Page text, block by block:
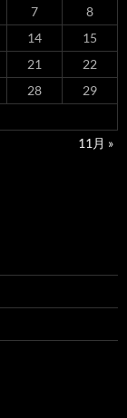
7
8
14
15
21
22
28
29
11月 »